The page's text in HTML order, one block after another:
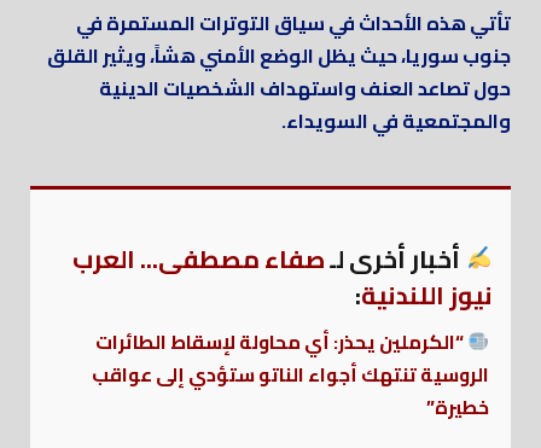
تأتي هذه الأحداث في سياق التوترات المستمرة في
جنوب سوريا، حيث يظل الوضع الأمني هشاً، ويثير القلق
حول تصاعد العنف واستهداف الشخصيات الدينية
والمجتمعية في السويداء.
أخبار أخرى لـصفاء مصطفى... العرب
نيوز اللندنية:
“الكرملين يحذر: أي محاولة لإسقاط الطائرات
الروسية تنتهك أجواء الناتو ستؤدي إلى عواقب
خطيرة”